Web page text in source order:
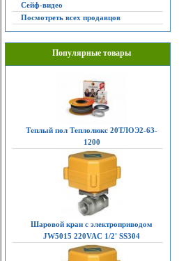
Сейф-видео
Посмотреть всех продавцов
Популярные товары
Теплый пол Теплолюкс 20ТЛОЭ2-63-
1200
Шаровой кран с электроприводом
JW5015 220VAC 1/2' SS304